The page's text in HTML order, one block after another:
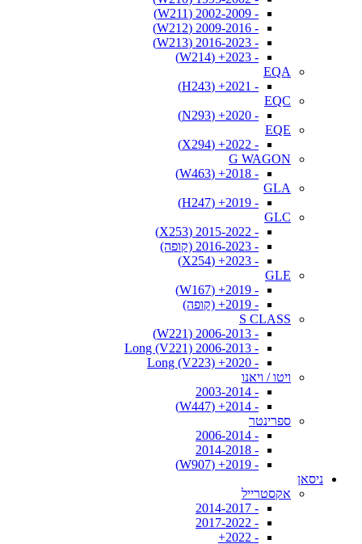
- 2002-2009 (W211)
- 2009-2016 (W212)
- 2016-2023 (W213)
- 2023+ (W214)
EQA
- 2021+ (H243)
EQC
- 2020+ (N293)
EQE
- 2022+ (X294)
G WAGON
- 2018+ (W463)
GLA
- 2019+ (H247)
GLC
- 2015-2022 (X253)
- 2016-2023 (קופה)
- 2023+ (X254)
GLE
- 2019+ (W167)
- 2019+ (קופה)
S CLASS
- 2006-2013 (W221)
- 2006-2013 Long (V221)
- 2020+ Long (V223)
ויטו / ויאנו
- 2003-2014
- 2014+ (W447)
ספרינטר
- 2006-2014
- 2014-2018
- 2019+ (W907)
ניסאן
אקסטרייל
- 2014-2017
- 2017-2022
- 2022+